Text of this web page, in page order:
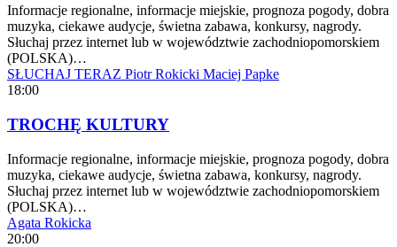
Informacje regionalne, informacje miejskie, prognoza pogody, dobra
muzyka, ciekawe audycje, świetna zabawa, konkursy, nagrody.
Słuchaj przez internet lub w województwie zachodniopomorskiem
(POLSKA)…
SŁUCHAJ TERAZ Piotr Rokicki Maciej Papke
18:00
TROCHĘ KULTURY
Informacje regionalne, informacje miejskie, prognoza pogody, dobra
muzyka, ciekawe audycje, świetna zabawa, konkursy, nagrody.
Słuchaj przez internet lub w województwie zachodniopomorskiem
(POLSKA)…
Agata Rokicka
20:00